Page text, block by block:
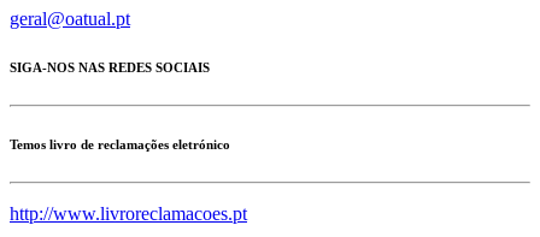
geral@oatual.pt
SIGA-NOS NAS REDES SOCIAIS
Temos livro de reclamações eletrónico
http://www.livroreclamacoes.pt